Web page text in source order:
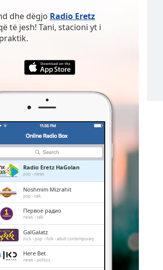
dhe dëgjo Radio Eretz
të jesh! Tani, stacioni yt i
Radio Eretz HaGolan
pop news
Noshmim Mizrahit
pop talk
Первое радио
news talk
GalGalatz
rock pop folk adult contemporary
Here Bet
news politics